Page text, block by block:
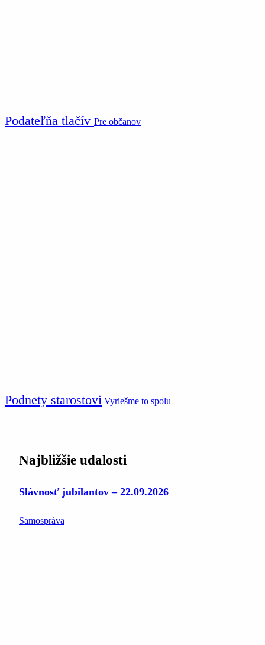
Podateľňa tlačív Pre občanov
Podnety starostovi Vyriešme to spolu
Najbližšie udalosti
Slávnosť jubilantov – 22.09.2026
Samospráva